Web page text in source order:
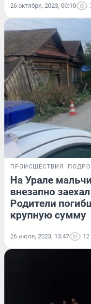
26 октября, 2023, 00:10
ПРОИСШЕСТВИЯ
На Урале
внезапно
Родители
крупную сумму
26 июля, 2023, 13:47 12